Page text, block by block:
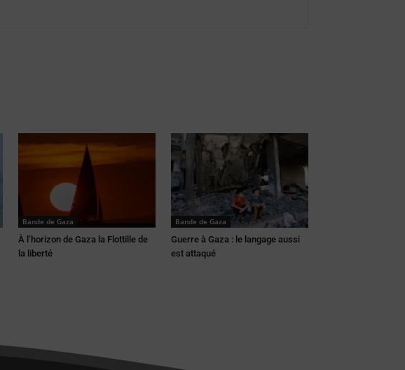
Bande de Gaza
À l’horizon de Gaza la Flottille de
la liberté
Bande de Gaza
Guerre à Gaza : le langage aussi
est attaqué